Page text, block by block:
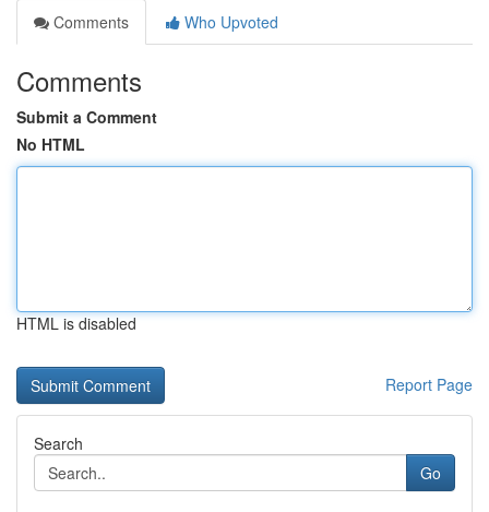
Comments
Who Upvoted
Comments
Submit a Comment
No HTML
HTML is disabled
Report Page
Search
Go